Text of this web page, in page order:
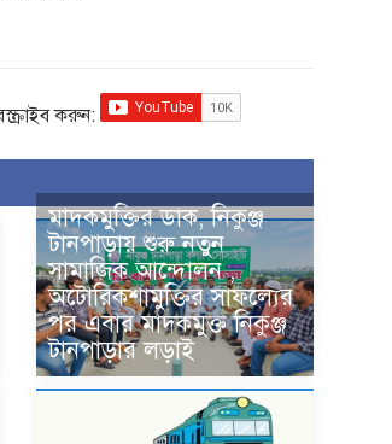
করুন:
মাদকমুক্তির ডাক, নিকুঞ্জ
টানপাড়ায় শুরু নতুন
সামাজিক আন্দোলন ,
অটোরিকশামুক্তির সাফল্যের
পর এবার মাদকমুক্ত নিকুঞ্জ
টানপাড়ার লড়াই